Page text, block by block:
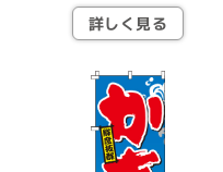
詳しく見る